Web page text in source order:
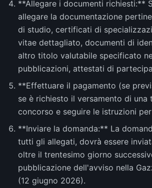
**Allegare i documenti richiesti:**
allegare la documentazione
di studio, certificati di
vitae dettagliato, documenti di
altro titolo valutabile specificato
pubblicazioni, attestati di
**Effettuare il pagamento (se
se è richiesto il versamento di una
concorso e seguire le istruzioni
**Inviare la domanda:** La
tutti gli allegati, dovrà essere
oltre il trentesimo giorno
pubblicazione dell'avviso nella
(12 giugno 2026).